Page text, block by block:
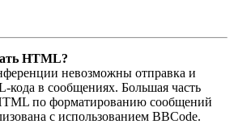
HTML?
невозможны отправка и
кода в сообщениях. Большая часть
по форматированию сообщений
с использованием BBCode.